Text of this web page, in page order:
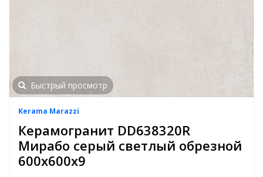
Быстрый просмотр
Kerama Marazzi
Керамогранит DD638320R
Мирабо серый светлый обрезной
600х600х9